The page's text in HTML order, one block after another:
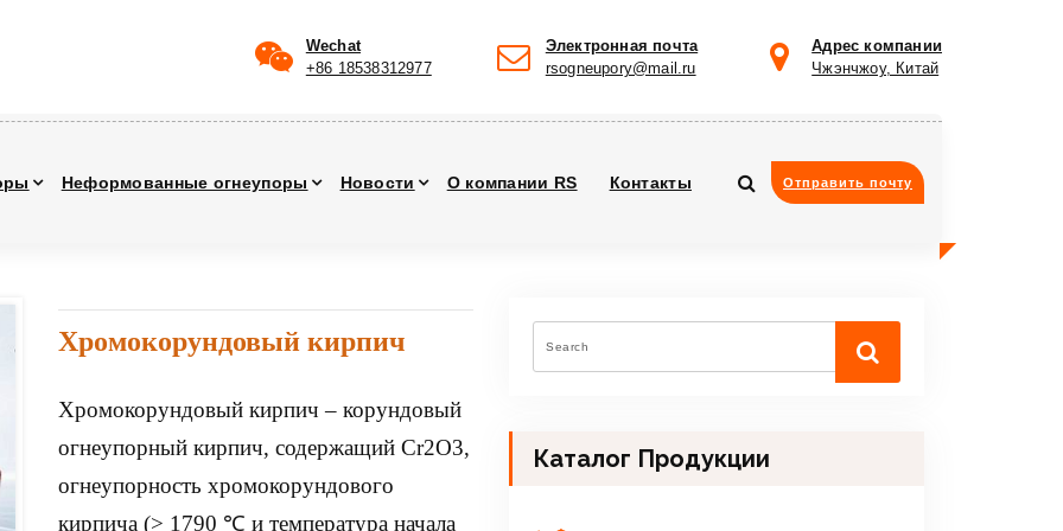
Wechat
+86 18538312977
Электронная почта
rsogneupory@mail.ru
Адрес компании
Чжэнчжоу, Китай
Неформованные огнеупоры Новости О компании RS Контакты Отправить почту
Хромокорундовый кирпич
Хромокорундовый кирпич – корундовый
огнеупорный кирпич, содержащий Cr2O3,
огнеупорность хромокорундового
кирпича (> 1790 ℃ и температура начала
Каталог Продукции